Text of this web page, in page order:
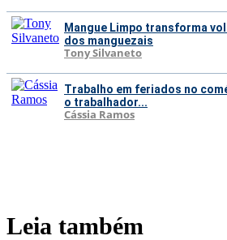
Mangue Limpo transforma
dos manguezais
Tony Silvaneto
Trabalho em feriados no
o trabalhador...
Cássia Ramos
Leia também